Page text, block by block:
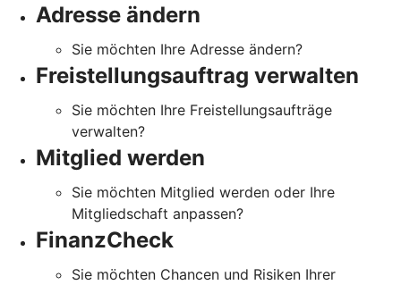
Adresse ändern
Sie möchten Ihre Adresse ändern?
Freistellungsauftrag verwalten
Sie möchten Ihre Freistellungsaufträge
verwalten?
Mitglied werden
Sie möchten Mitglied werden oder Ihre
Mitgliedschaft anpassen?
FinanzCheck
Sie möchten Chancen und Risiken Ihrer